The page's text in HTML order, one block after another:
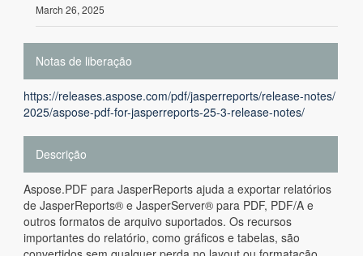
March 26, 2025
Notas de liberação
https://releases.aspose.com/pdf/jasperreports/release-notes/
2025/aspose-pdf-for-jasperreports-25-3-release-notes/
Descrição
Aspose.PDF para JasperReports ajuda a exportar relatórios
de JasperReports® e JasperServer® para PDF, PDF/A e
outros formatos de arquivo suportados. Os recursos
importantes do relatório, como gráficos e tabelas, são